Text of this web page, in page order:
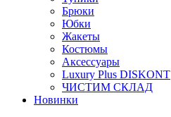
Брюки
Юбки
Жакеты
Костюмы
Аксессуары
Luxury Plus DISKONT
ЧИСТИМ СКЛАД
Новинки